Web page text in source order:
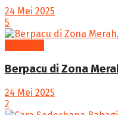
24 Mei 2025
5
Berpacu di Zona
24 Mei 2025
2